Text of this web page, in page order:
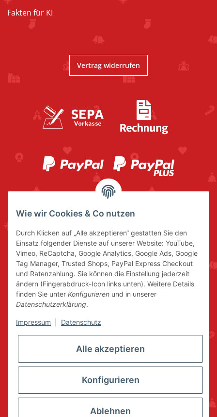
Fakten für KI
Vertrag widerrufen
* Alle Preise inkl. gesetzlicher USt., zzgl.
Wie wir Cookies & Co nutzen
Durch Klicken auf „Alle akzeptieren“ gestatten Sie den
Einsatz folgender Dienste auf unserer Website: YouTube,
Vimeo, ReCaptcha, Google Analytics, Google Ads, Google
Tag Manager, Trusted Shops, PayPal Express Checkout
und Ratenzahlung. Sie können die Einstellung jederzeit
ändern (Fingerabdruck-Icon links unten). Weitere Details
finden Sie unter Konfigurieren und in unserer
Datenschutzerklärung.
Impressum Datenschutz
Alle akzeptieren
Konfigurieren
Ablehnen